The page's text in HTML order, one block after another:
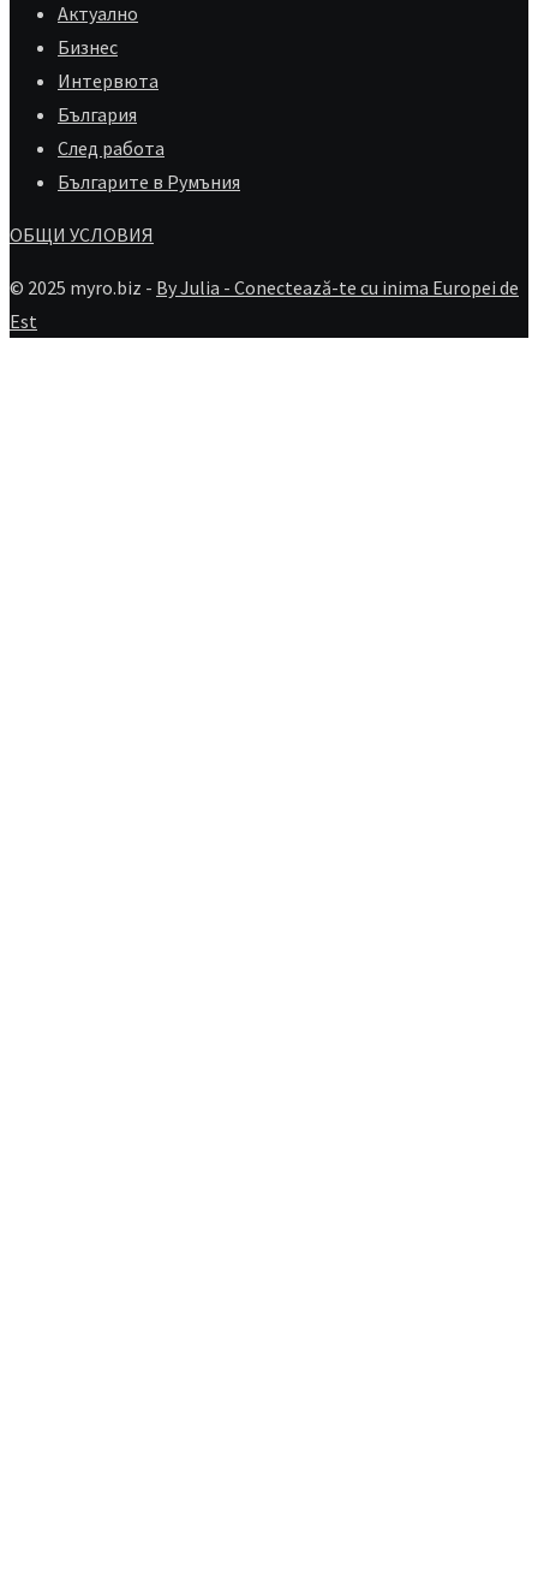
Aктуално
Бизнес
Интервюта
България
След работа
Българите в Румъния
ОБЩИ УСЛОВИЯ
© 2025 myro.biz - By Julia - Conectează-te cu inima Europei de
Est